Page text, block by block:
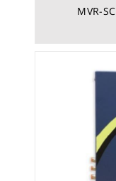
MVR-